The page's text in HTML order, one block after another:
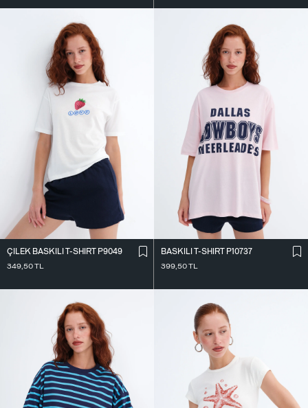
ÇILEK BASKILI T-SHIRT P9049
349,50TL
BASKILI T-SHIRT P10737
399,50TL